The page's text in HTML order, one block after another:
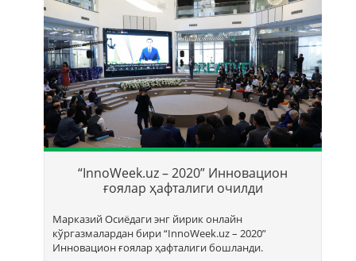
“InnoWeek.uz – 2020” Инновацион
ғоялар ҳафталиги очилди
Марказий Осиёдаги энг йирик онлайн
кўргазмалардан бири “InnoWееk.uz – 2020”
Инновацион ғоялар ҳафталиги бошланди.